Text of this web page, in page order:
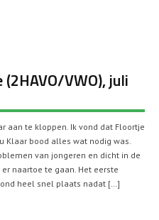
VWO), juli
aan te kloppen. Ik vond dat Floortje
Klaar bood alles wat nodig was.
van jongeren en dicht in de
naartoe te gaan. Het eerste
heel snel plaats nadat […]